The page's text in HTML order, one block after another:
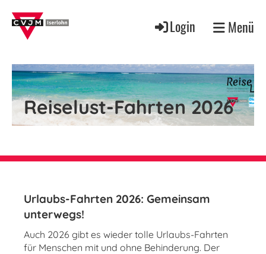
Login Menü
Reiselust-Fahrten 2026
Urlaubs-Fahrten 2026: Gemeinsam
unterwegs!
Auch 2026 gibt es wieder tolle Urlaubs-Fahrten
für Menschen mit und ohne Behinderung. Der